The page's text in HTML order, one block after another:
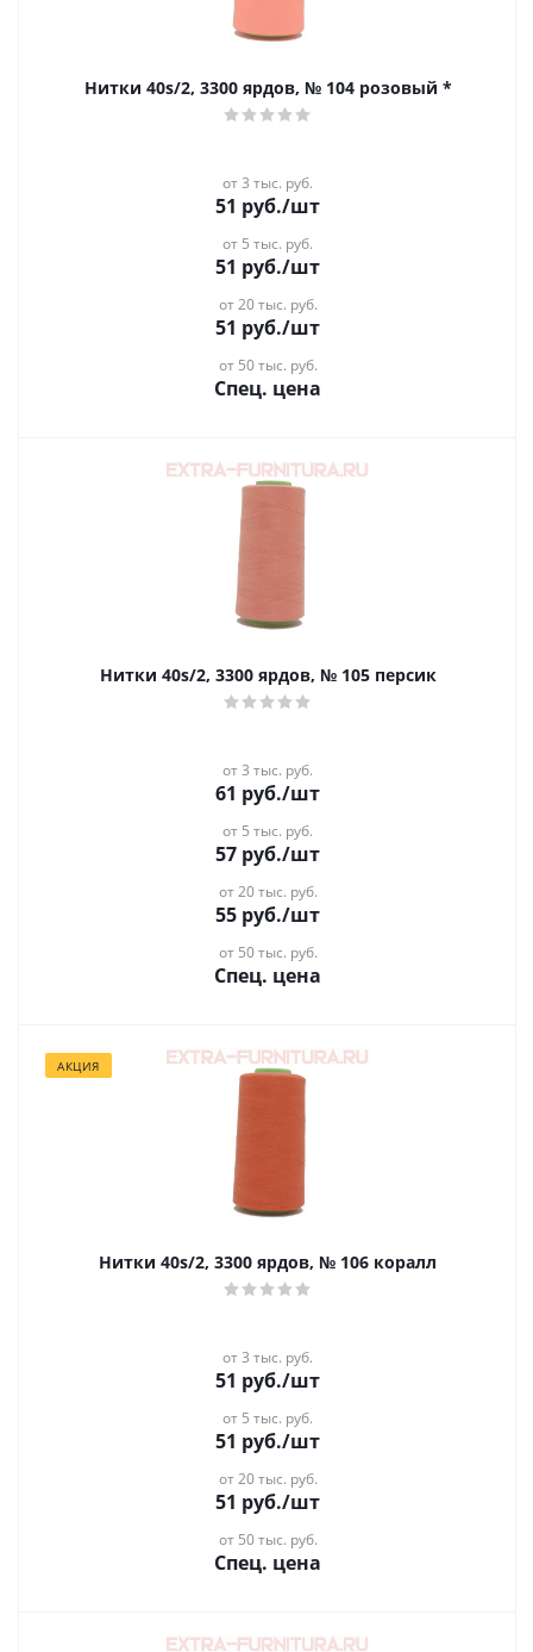
Нитки 40s/2, 3300 ярдов, № 104 розовый *
от 3 тыс. руб.
51 руб./шт
от 5 тыс. руб.
51 руб./шт
от 20 тыс. руб.
51 руб./шт
от 50 тыс. руб.
Спец. цена
Нитки 40s/2, 3300 ярдов, № 105 персик
от 3 тыс. руб.
61 руб./шт
от 5 тыс. руб.
57 руб./шт
от 20 тыс. руб.
55 руб./шт
от 50 тыс. руб.
Спец. цена
АКЦИЯ
Нитки 40s/2, 3300 ярдов, № 106 коралл
от 3 тыс. руб.
51 руб./шт
от 5 тыс. руб.
51 руб./шт
от 20 тыс. руб.
51 руб./шт
от 50 тыс. руб.
Спец. цена